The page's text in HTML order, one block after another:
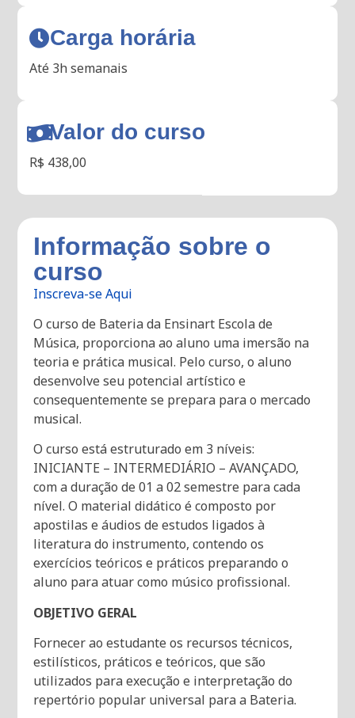
Carga horária
Até 3h semanais
Valor do curso
R$ 438,00
Informação sobre o
curso
Inscreva-se Aqui
O curso de Bateria da Ensinart Escola de
Música, proporciona ao aluno uma imersão na
teoria e prática musical. Pelo curso, o aluno
desenvolve seu potencial artístico e
consequentemente se prepara para o mercado
musical.
O curso está estruturado em 3 níveis:
INICIANTE – INTERMEDIÁRIO – AVANÇADO,
com a duração de 01 a 02 semestre para cada
nível. O material didático é composto por
apostilas e áudios de estudos ligados à
literatura do instrumento, contendo os
exercícios teóricos e práticos preparando o
aluno para atuar como músico profissional.
OBJETIVO GERAL
Fornecer ao estudante os recursos técnicos,
estilísticos, práticos e teóricos, que são
utilizados para execução e interpretação do
repertório popular universal para a Bateria.